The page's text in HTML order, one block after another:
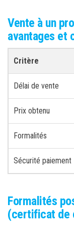
Vente à un
avantages et
Critère
Délai de vente
Prix obtenu
Formalités
Sécurité paiement
Formalités
(certificat de